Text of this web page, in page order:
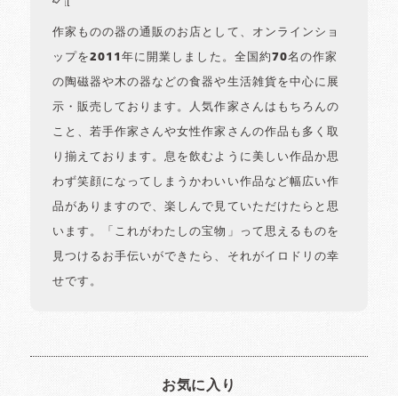
作家ものの器の通販のお店として、オンラインショ
ップを2011年に開業しました。全国約70名の作家
の陶磁器や木の器などの食器や生活雑貨を中心に展
示・販売しております。人気作家さんはもちろんの
こと、若手作家さんや女性作家さんの作品も多く取
り揃えております。息を飲むように美しい作品か思
わず笑顔になってしまうかわいい作品など幅広い作
品がありますので、楽しんで見ていただけたらと思
います。「これがわたしの宝物」って思えるものを
見つけるお手伝いができたら、それがイロドリの幸
せです。
お気に入り